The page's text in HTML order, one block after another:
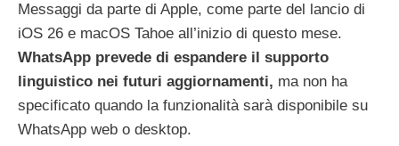
Messaggi da parte di Apple, come parte del lancio di
iOS 26 e macOS Tahoe all’inizio di questo mese.
WhatsApp prevede di espandere il supporto
linguistico nei futuri aggiornamenti, ma non ha
specificato quando la funzionalità sarà disponibile su
WhatsApp web o desktop.